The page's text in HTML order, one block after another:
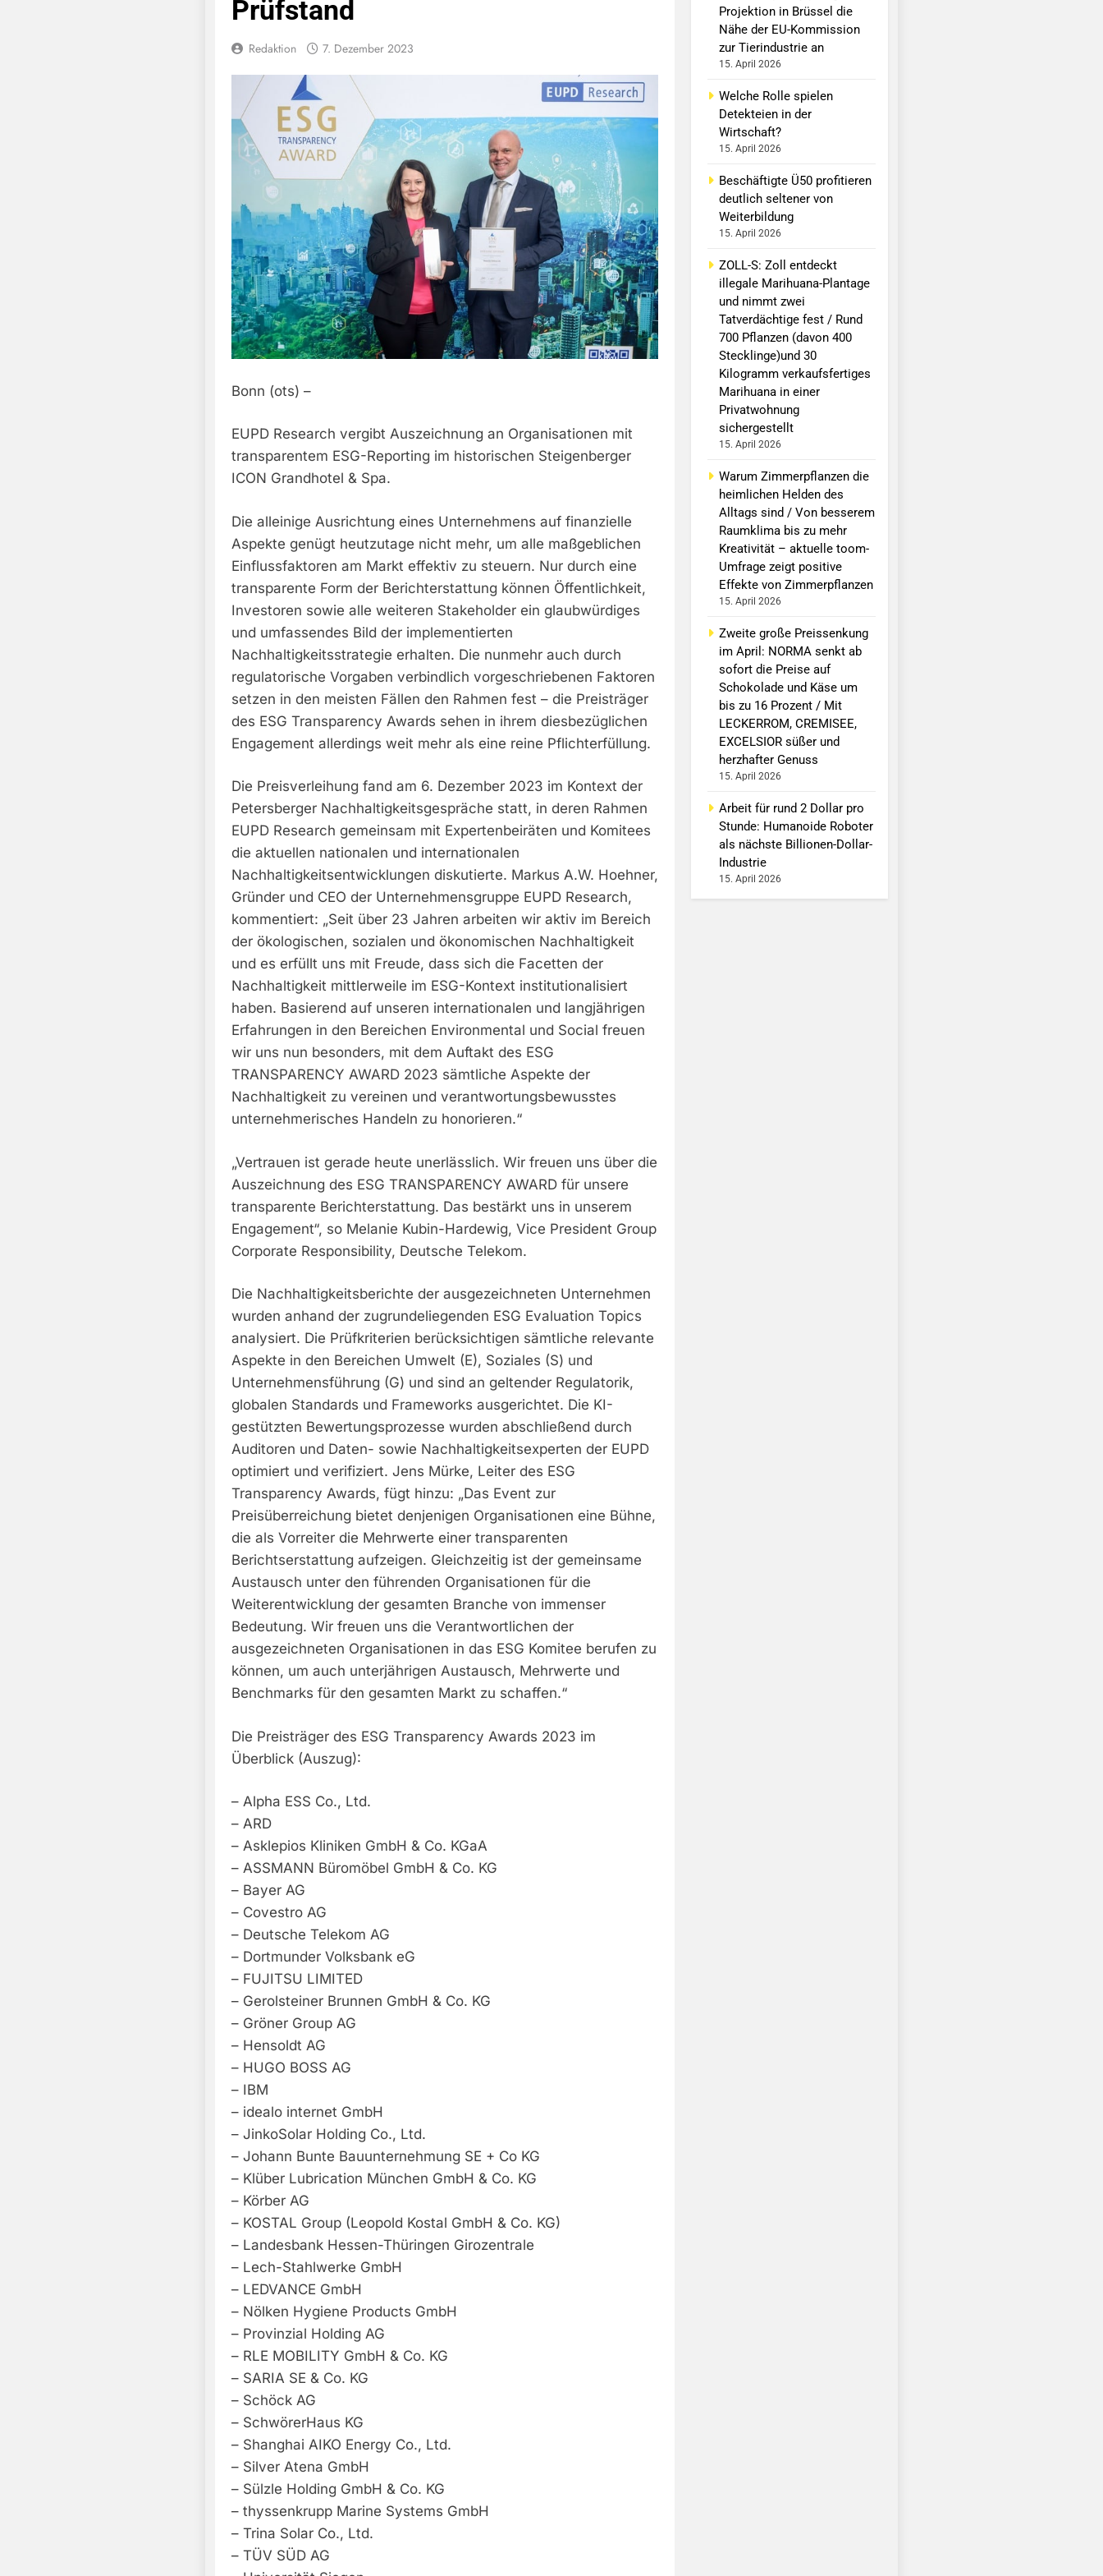
Prüfstand
Redaktion 7. Dezember 2023
Bonn (ots) –
EUPD Research vergibt Auszeichnung an Organisationen mit
transparentem ESG-Reporting im historischen Steigenberger
ICON Grandhotel & Spa.
Die alleinige Ausrichtung eines Unternehmens auf finanzielle
Aspekte genügt heutzutage nicht mehr, um alle maßgeblichen
Einflussfaktoren am Markt effektiv zu steuern. Nur durch eine
transparente Form der Berichterstattung können Öffentlichkeit,
Investoren sowie alle weiteren Stakeholder ein glaubwürdiges
und umfassendes Bild der implementierten
Nachhaltigkeitsstrategie erhalten. Die nunmehr auch durch
regulatorische Vorgaben verbindlich vorgeschriebenen Faktoren
setzen in den meisten Fällen den Rahmen fest – die Preisträger
des ESG Transparency Awards sehen in ihrem diesbezüglichen
Engagement allerdings weit mehr als eine reine Pflichterfüllung.
Die Preisverleihung fand am 6. Dezember 2023 im Kontext der
Petersberger Nachhaltigkeitsgespräche statt, in deren Rahmen
EUPD Research gemeinsam mit Expertenbeiräten und Komitees
die aktuellen nationalen und internationalen
Nachhaltigkeitsentwicklungen diskutierte. Markus A.W. Hoehner,
Gründer und CEO der Unternehmensgruppe EUPD Research,
kommentiert: „Seit über 23 Jahren arbeiten wir aktiv im Bereich
der ökologischen, sozialen und ökonomischen Nachhaltigkeit
und es erfüllt uns mit Freude, dass sich die Facetten der
Nachhaltigkeit mittlerweile im ESG-Kontext institutionalisiert
haben. Basierend auf unseren internationalen und langjährigen
Erfahrungen in den Bereichen Environmental und Social freuen
wir uns nun besonders, mit dem Auftakt des ESG
TRANSPARENCY AWARD 2023 sämtliche Aspekte der
Nachhaltigkeit zu vereinen und verantwortungsbewusstes
unternehmerisches Handeln zu honorieren.“
„Vertrauen ist gerade heute unerlässlich. Wir freuen uns über die
Auszeichnung des ESG TRANSPARENCY AWARD für unsere
transparente Berichterstattung. Das bestärkt uns in unserem
Engagement“, so Melanie Kubin-Hardewig, Vice President Group
Corporate Responsibility, Deutsche Telekom.
Die Nachhaltigkeitsberichte der ausgezeichneten Unternehmen
wurden anhand der zugrundeliegenden ESG Evaluation Topics
analysiert. Die Prüfkriterien berücksichtigen sämtliche relevante
Aspekte in den Bereichen Umwelt (E), Soziales (S) und
Unternehmensführung (G) und sind an geltender Regulatorik,
globalen Standards und Frameworks ausgerichtet. Die KI-
gestützten Bewertungsprozesse wurden abschließend durch
Auditoren und Daten- sowie Nachhaltigkeitsexperten der EUPD
optimiert und verifiziert. Jens Mürke, Leiter des ESG
Transparency Awards, fügt hinzu: „Das Event zur
Preisüberreichung bietet denjenigen Organisationen eine Bühne,
die als Vorreiter die Mehrwerte einer transparenten
Berichtserstattung aufzeigen. Gleichzeitig ist der gemeinsame
Austausch unter den führenden Organisationen für die
Weiterentwicklung der gesamten Branche von immenser
Bedeutung. Wir freuen uns die Verantwortlichen der
ausgezeichneten Organisationen in das ESG Komitee berufen zu
können, um auch unterjährigen Austausch, Mehrwerte und
Benchmarks für den gesamten Markt zu schaffen.“
Die Preisträger des ESG Transparency Awards 2023 im
Überblick (Auszug):
– Alpha ESS Co., Ltd.
– ARD
– Asklepios Kliniken GmbH & Co. KGaA
– ASSMANN Büromöbel GmbH & Co. KG
– Bayer AG
– Covestro AG
– Deutsche Telekom AG
– Dortmunder Volksbank eG
– FUJITSU LIMITED
– Gerolsteiner Brunnen GmbH & Co. KG
– Gröner Group AG
– Hensoldt AG
– HUGO BOSS AG
– IBM
– idealo internet GmbH
– JinkoSolar Holding Co., Ltd.
– Johann Bunte Bauunternehmung SE + Co KG
– Klüber Lubrication München GmbH & Co. KG
– Körber AG
– KOSTAL Group (Leopold Kostal GmbH & Co. KG)
– Landesbank Hessen-Thüringen Girozentrale
– Lech-Stahlwerke GmbH
– LEDVANCE GmbH
– Nölken Hygiene Products GmbH
– Provinzial Holding AG
– RLE MOBILITY GmbH & Co. KG
– SARIA SE & Co. KG
– Schöck AG
– SchwörerHaus KG
– Shanghai AIKO Energy Co., Ltd.
– Silver Atena GmbH
– Sülzle Holding GmbH & Co. KG
– thyssenkrupp Marine Systems GmbH
– Trina Solar Co., Ltd.
– TÜV SÜD AG
Projektion in Brüssel die
Nähe der EU-Kommission
zur Tierindustrie an
15. April 2026
Welche Rolle spielen
Detekteien in der
Wirtschaft?
15. April 2026
Beschäftigte Ü50 profitieren
deutlich seltener von
Weiterbildung
15. April 2026
ZOLL-S: Zoll entdeckt
illegale Marihuana-Plantage
und nimmt zwei
Tatverdächtige fest / Rund
700 Pflanzen (davon 400
Stecklinge)und 30
Kilogramm verkaufsfertiges
Marihuana in einer
Privatwohnung
sichergestellt
15. April 2026
Warum Zimmerpflanzen die
heimlichen Helden des
Alltags sind / Von besserem
Raumklima bis zu mehr
Kreativität – aktuelle toom-
Umfrage zeigt positive
Effekte von Zimmerpflanzen
15. April 2026
Zweite große Preissenkung
im April: NORMA senkt ab
sofort die Preise auf
Schokolade und Käse um
bis zu 16 Prozent / Mit
LECKERROM, CREMISEE,
EXCELSIOR süßer und
herzhafter Genuss
15. April 2026
Arbeit für rund 2 Dollar pro
Stunde: Humanoide Roboter
als nächste Billionen-Dollar-
Industrie
15. April 2026